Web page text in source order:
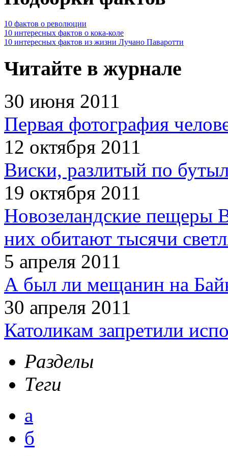
10 фактов о революции
10 интересных фактов о кока-коле
10 интересных фактов из жизни Лучано Паваротти
Читайте в журнале
30 июня 2011
Первая фотография
12 октября 2011
Виски, разлитый по
19 октября 2011
Новозеландские пещеры
них обитают тысячи
5 апреля 2011
А был ли мещанин на
30 апреля 2011
Католикам запретили
Разделы
Теги
а
б